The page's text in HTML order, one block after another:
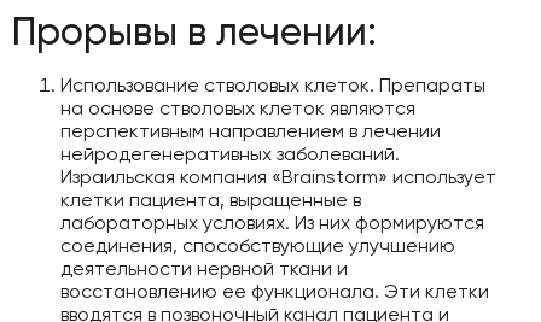
Прорывы в лечении:
Использование стволовых клеток. Препараты
на основе стволовых клеток являются
перспективным направлением в лечении
нейродегенеративных заболеваний.
Израильская компания «Brainstorm» использует
клетки пациента, выращенные в
лабораторных условиях. Из них формируются
соединения, способствующие улучшению
деятельности нервной ткани и
восстановлению ее функционала. Эти клетки
вводятся в позвоночный канал пациента и